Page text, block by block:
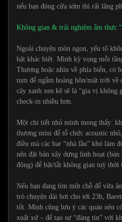
nếu bạn đóng cửa sớm thì rất lãng
Không gian & trải nghiệm ẩm thực
Ngoài chuyện món ngon, yếu tố
bật khác biệt. Mình kỳ vọng mỗi
Thượng hoặc nhìn về phía biển, có
tum để ngắm hoàng hôn/mặt trời về
cây xanh xen kẽ sẽ là “gia vị không
check-in nhiều hơn.
Một chi tiết nhỏ mình mong thấy:
thượng mini để tổ chức acoustic
điều mà các bar “nhà lầu” khó làm
nên đặt bàn xây dựng linh hoạt
động) để bật/tắt không gian tuỳ thời
Nếu bạn đang tìm một chỗ để vừa
trò chuyện dài hơi cho tới 23h,
tốt. Mình cũng lưu ý các quán nên
xuất xứ – để tạo sự “đáng tin” với